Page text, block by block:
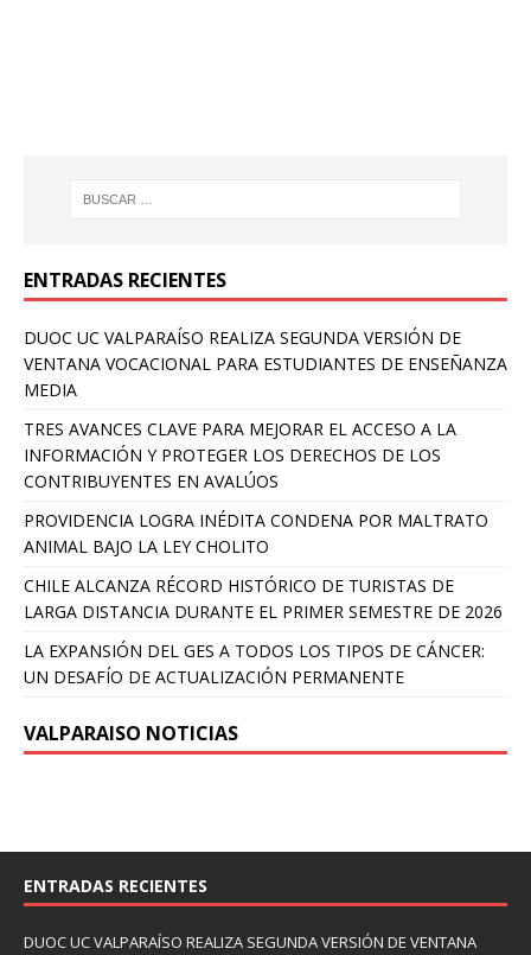
ENTRADAS RECIENTES
DUOC UC VALPARAÍSO REALIZA SEGUNDA VERSIÓN DE
VENTANA VOCACIONAL PARA ESTUDIANTES DE ENSEÑANZA
MEDIA
TRES AVANCES CLAVE PARA MEJORAR EL ACCESO A LA
INFORMACIÓN Y PROTEGER LOS DERECHOS DE LOS
CONTRIBUYENTES EN AVALÚOS
PROVIDENCIA LOGRA INÉDITA CONDENA POR MALTRATO
ANIMAL BAJO LA LEY CHOLITO
CHILE ALCANZA RÉCORD HISTÓRICO DE TURISTAS DE
LARGA DISTANCIA DURANTE EL PRIMER SEMESTRE DE 2026
LA EXPANSIÓN DEL GES A TODOS LOS TIPOS DE CÁNCER:
UN DESAFÍO DE ACTUALIZACIÓN PERMANENTE
VALPARAISO NOTICIAS
ENTRADAS RECIENTES
DUOC UC VALPARAÍSO REALIZA SEGUNDA VERSIÓN DE VENTANA